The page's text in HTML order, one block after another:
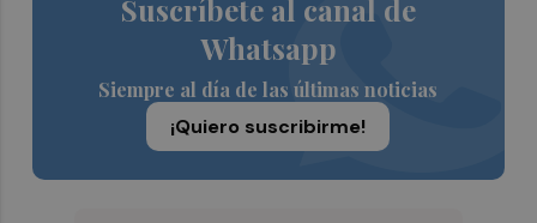
Suscríbete al canal de
Whatsapp
Siempre al día de las últimas noticias
¡Quiero suscribirme!